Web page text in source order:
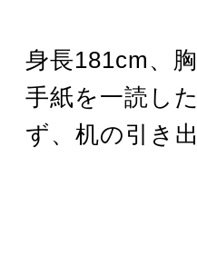
身長181cm、
手紙を一読し
ず、机の引き